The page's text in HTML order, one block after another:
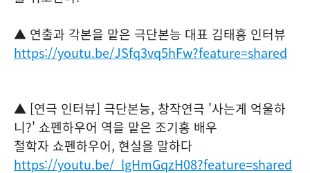
▲ 연출과 각본을 맡은 극단본능 대표 김태흥 인터뷰
https://youtu.be/JSfq3vq5hFw?feature=shared
▲ [연극 인터뷰] 극단본능, 창작연극 '사는게 억울하
니?' 쇼펜하우어 역을 맡은 조기홍 배우
철학자 쇼펜하우어, 현실을 말하다
https://youtu.be/_lgHmGqzH08?feature=shared